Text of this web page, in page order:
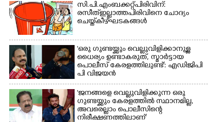
സി.പി.എം ബക്കറ്റ് പിരിവിന്:
രസീത് ഇല്ലാത്ത പിരിവിനെ ചോദ്യം
ചെയ്ത് കീഴ്ഘടകങ്ങൾ
'ഒരു ഗുണ്ടയ്ക്കും വെല്ലുവിളിക്കാനുള്ള
ധൈര്യം ഉണ്ടാകരുത്, സ്മാർട്ടായ
പൊലീസ് കേരളത്തിലുണ്ട്': എഡിജിപി
പി വിജയൻ
'ജനങ്ങളെ വെല്ലുവിളിക്കുന്ന ഒരു
ഗുണ്ടയ്ക്കും കേരളത്തിൽ സ്ഥാനമില്ല,​
അവരെല്ലാം പൊലീസിന്റെ
നിരീക്ഷണത്തിലാണ്'